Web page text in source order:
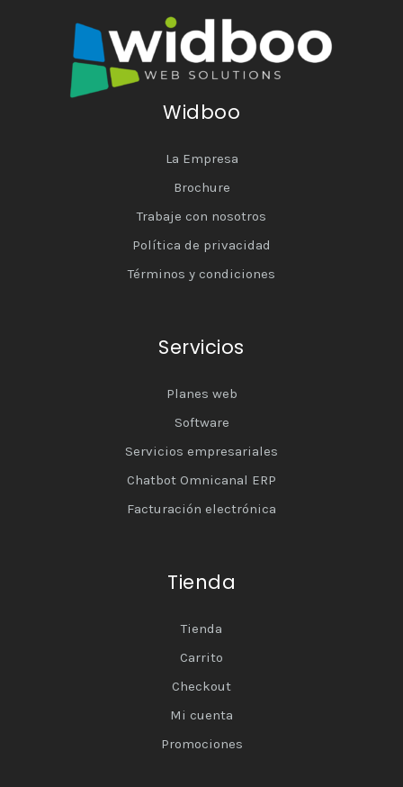
Widboo
La Empresa
Brochure
Trabaje con nosotros
Política de privacidad
Términos y condiciones
Servicios
Planes web
Software
Servicios empresariales
Chatbot Omnicanal ERP
Facturación electrónica
Tienda
Tienda
Carrito
Checkout
Mi cuenta
Promociones